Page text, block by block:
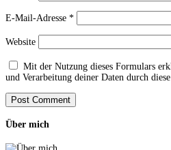
E-Mail-Adresse *
Website
Mit der Nutzung dieses Formulars
und Verarbeitung deiner Daten durch
Über mich